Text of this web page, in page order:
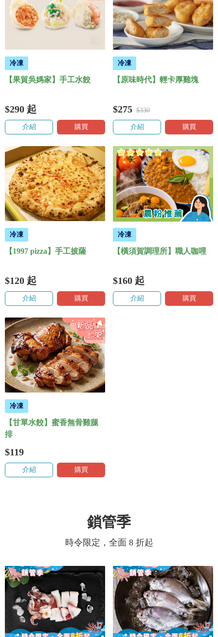
冷凍
【果貿吳媽家】手工水餃
$290 起
介紹 購買
冷凍
【原味時代】輕卡厚雞塊
$275 $330
介紹 購買
冷凍
【1997 pizza】手工披薩
$120 起
介紹 購買
冷凍
【橫須賀調理所】職人咖哩
$160 起
介紹 購買
冷凍
【甘單水餃】蜜香無骨雞腿
排
$119
介紹 購買
鎖管季
時令限定，全面 8 折起